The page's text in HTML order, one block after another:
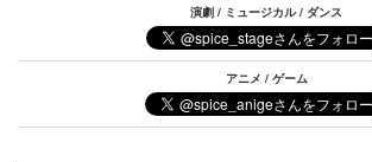
演劇 / ミュージカル / ダンス
アニメ / ゲーム